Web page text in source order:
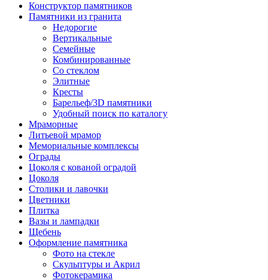
Конструктор памятников
Памятники из гранита
Недорогие
Вертикальные
Семейные
Комбинированные
Со стеклом
Элитные
Кресты
Барельеф/3D памятники
Удобный поиск по каталогу
Мраморные
Литьевой мрамор
Мемориальные комплексы
Ограды
Цоколя с кованой оградой
Цоколя
Столики и лавочки
Цветники
Плитка
Вазы и лампадки
Щебень
Оформление памятника
Фото на стекле
Скульптуры и Акрил
Фотокерамика